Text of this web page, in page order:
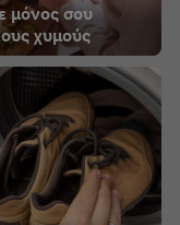
μόνος σου
χυμούς